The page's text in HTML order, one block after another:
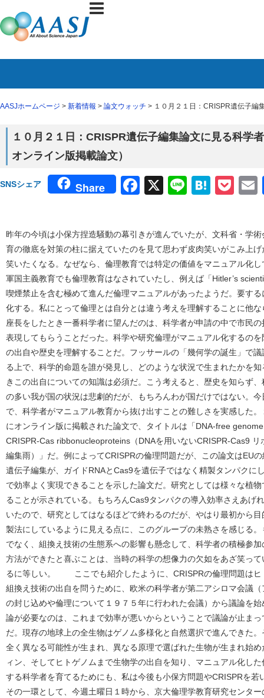
AASJホームページ > 新着情報 > 論文ウォッチ > １０月２１日：CRISPR遺伝子編
１０月２１日：CRISPR遺伝子編集論文に見る科
オンライン版掲載論文）
SNSシェア Share Facebook
X Line
昨年の今頃は小保方捏造騒動の幕引きが進んでいたが、文科省・学
育の徹底を対策の柱に据えていたのを見て思わず皮肉笑いがこみ上
笑いたくなる。なぜなら、倫理教育では特定の価値をマニュアル化
軍国主義教育でも倫理教育はなされていたし、例えば「Hitler’s
喫煙禁止を含む極めて進んだ倫理マニュアルがあったようだ。要す
化する。私にとって倫理とは自分とは違う考えを理解することに他
座長をしたとき一番科学者に望んだのは、科学者が申請の中で市民
表現してもらうことだった。科学や研究倫理がマニュアル化するの
の出自や歴史を理解することだ。フッサールの「幾何学の誕生」で
る上で、科学的命題を誰が発見し、どのような状況で生まれたかを
きこの出自についての知識は必須だ。こう考えると、歴史を知らず
の多い我が国の状況は悲劇的だが、もちろんわが国だけではない。
で、科学者がマニュアル教育から抜け出すことの難しさを実感した
にオンライン版に掲載された論文で、タイトルは「DNA-free
CRISPR-Cas ribbonucleoproteins（DNAを用いないCRISPR-Cas9
編集雨）」だ。例によってCRISPRの倫理問題だが、この論文はEU
遺伝子編集が、ガイドRNAとCas9を遺伝子ではなく精製タンパクに
で効率よく実現できることを示した論文だ。研究としては様々な植
ることが示されている。もちろんCas9タンパクの導入効率さえあげ
いたので、研究としてはなるほどで終わるのだが、やはり最初から
製法にしているように見える点に、このグループの未熟さを感じる
でなく、組換え技術の生態系への影響も懸念して、科学者の積極参
方法ができたと喜ぶことは、当時の科学の想像力の欠如をあざ笑っ
るに等しい。 ここでも紹介したように、CRISPRの倫理問題はヒ
組換え技術の出自を問うために、欧米の科学者が第二アシロマ会議
の封じ込めや倫理について１９７５年に行われた会議）から議論を
論が必要なのは、これまで効率が悪いからということで議論が止ま
だ。現存の地球上の全生物はゲノム多様化と自然選択で進んできた
全く異なる可能性が生まれ、異なる原理で選ばれた生物が生まれ始
ィン、そしてヒトゲノムまで生物学の出自を知り、マニュアル化し
する科学者を育てるためにも、私は今後も小保方問題やCRISPRを
その一環として、今週土曜日１時から、京大倫理学教育研究センタ